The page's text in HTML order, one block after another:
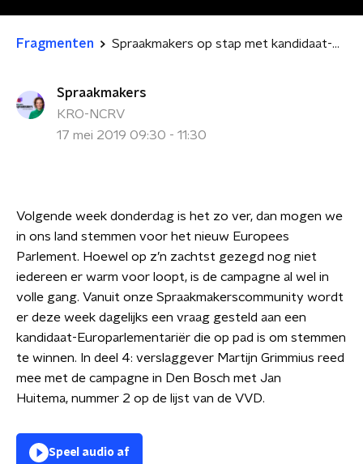
Fragmenten Spraakmakers op stap met kandidaat-Europarlementariërs: Jan Huitema
Spraakmakers
KRO-NCRV
17 mei 2019 09:30 - 11:30
Volgende week donderdag is het zo ver, dan mogen we
in ons land stemmen voor het nieuw Europees
Parlement. Hoewel op z’n zachtst gezegd nog niet
iedereen er warm voor loopt, is de campagne al wel in
volle gang. Vanuit onze Spraakmakerscommunity wordt
er deze week dagelijks een vraag gesteld aan een
kandidaat-Europarlementariër die op pad is om stemmen
te winnen. In deel 4: verslaggever Martijn Grimmius reed
mee met de campagne in Den Bosch met Jan
Huitema, nummer 2 op de lijst van de VVD.
Speel audio af